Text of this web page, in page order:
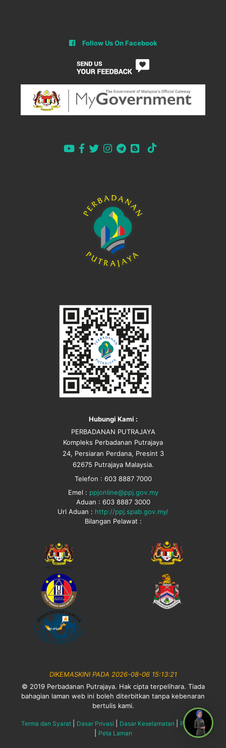
Follow Us On Facebook
Hubungi Kami :
PERBADANAN PUTRAJAYA
Kompleks Perbadanan Putrajaya
24, Persiaran Perdana, Presint 3
62675 Putrajaya Malaysia.
Telefon : 603 8887 7000
Emel : ppjonline@ppj.gov.my
Aduan : 603 8887 3000
Url Aduan : http://ppj.spab.gov.my/
Bilangan Pelawat :
DIKEMASKINI PADA 2026-08-06 15:13:21
© 2019 Perbadanan Putrajaya. Hak cipta terpelihara. Tiada
bahagian laman web ini boleh diterbitkan tanpa kebenaran
bertulis kami.
Terma dan Syarat Dasar Privasi Dasar Keselamatan Penafian
Peta Laman